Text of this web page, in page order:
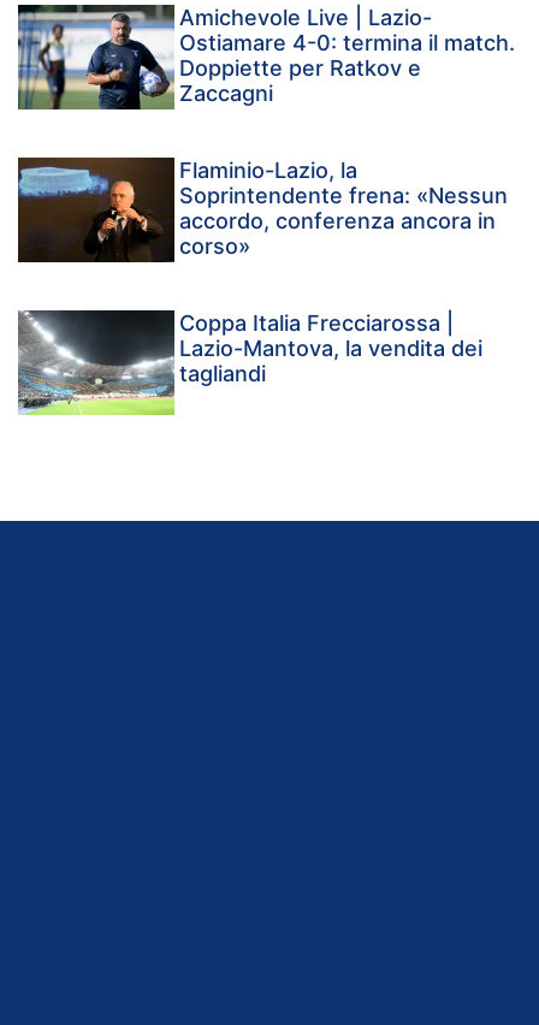
Amichevole Live | Lazio-
Ostiamare 4-0: termina il match.
Doppiette per Ratkov e
Zaccagni
Flaminio-Lazio, la
Soprintendente frena: «Nessun
accordo, conferenza ancora in
corso»
Coppa Italia Frecciarossa |
Lazio-Mantova, la vendita dei
tagliandi